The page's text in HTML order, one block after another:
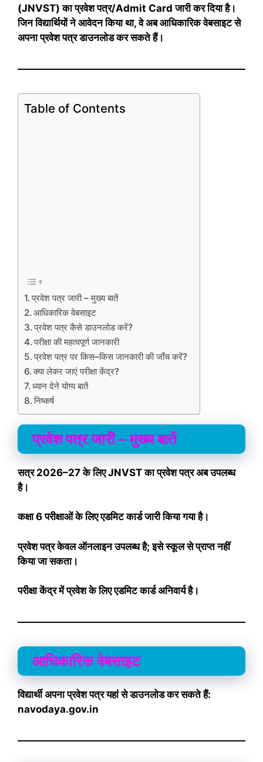
(JNVST) का प्रवेश पत्र/Admit Card जारी कर दिया है।
जिन विद्यार्थियों ने आवेदन किया था, वे अब आधिकारिक वेबसाइट से
अपना प्रवेश पत्र डाउनलोड कर सकते हैं।
Table of Contents
प्रवेश पत्र जारी – मुख्य बातें
आधिकारिक वेबसाइट
प्रवेश पत्र कैसे डाउनलोड करें?
परीक्षा की महत्वपूर्ण जानकारी
प्रवेश पत्र पर किस–किस जानकारी की जाँच करें?
क्या लेकर जाएं परीक्षा केंद्र?
ध्यान देने योग्य बातें
निष्कर्ष
प्रवेश पत्र जारी – मुख्य बातें
सत्र 2026–27 के लिए JNVST का प्रवेश पत्र अब उपलब्ध
है।
कक्षा 6 परीक्षाओं के लिए एडमिट कार्ड जारी किया गया है।
प्रवेश पत्र केवल ऑनलाइन उपलब्ध है; इसे स्कूल से प्राप्त नहीं
किया जा सकता।
परीक्षा केंद्र में प्रवेश के लिए एडमिट कार्ड अनिवार्य है।
आधिकारिक वेबसाइट
विद्यार्थी अपना प्रवेश पत्र यहां से डाउनलोड कर सकते हैं:
navodaya.gov.in